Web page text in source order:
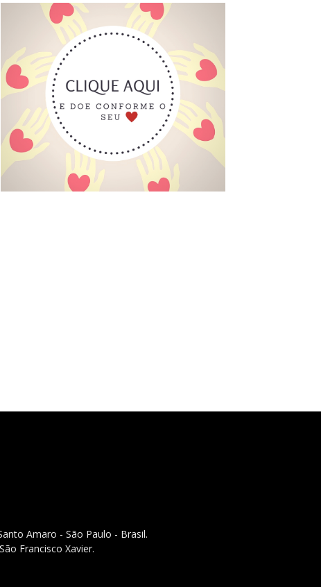
Amaro - São Paulo - Brasil.
Francisco Xavier.